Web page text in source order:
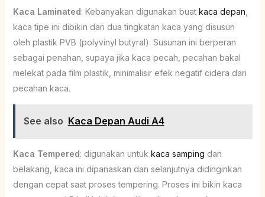
Kaca Laminated: Kebanyakan digunakan buat kaca depan
kaca tipe ini dibikin dari dua tingkatan kaca yang disusun
oleh plastik PVB (polyvinyl butyral). Susunan ini berperan
sebagai penahan, supaya jika kaca pecah, pecahan bakal
melekat pada film plastik, minimalisir efek negatif cidera dari
pecahan kaca.
See also Kaca Depan Audi A4
Kaca Tempered: digunakan untuk kaca samping dan
belakang, kaca ini dipanaskan dan selanjutnya didinginkan
dengan cepat saat proses tempering. Proses ini bikin kaca